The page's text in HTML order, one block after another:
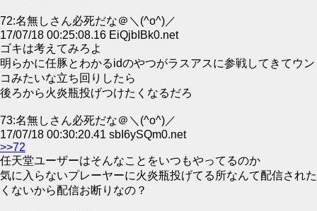
72:名無しさん必死だな＠＼(^o^)／
17/07/18 00:25:08.16 EiQjbIBk0.net
ゴキは考えてみろよ
明らかに任豚とわかるidのやつがラスアスに参戦してきてウン
コみたいな立ち回りしたら
後ろから火炎瓶投げつけたくなるだろ
73:名無しさん必死だな＠＼(^o^)／
17/07/18 00:30:20.41 sbI6ySQm0.net
>>72
任天堂ユーザーはそんなことをいつもやってるのか
気に入らないプレーヤーに火炎瓶投げてる所なんて配信された
くないから配信お断りなの？